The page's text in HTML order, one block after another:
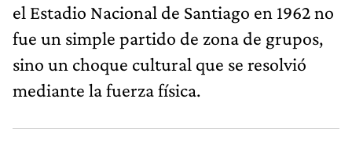
el Estadio Nacional de Santiago en 1962 no
fue un simple partido de zona de grupos,
sino un choque cultural que se resolvió
mediante la fuerza física.